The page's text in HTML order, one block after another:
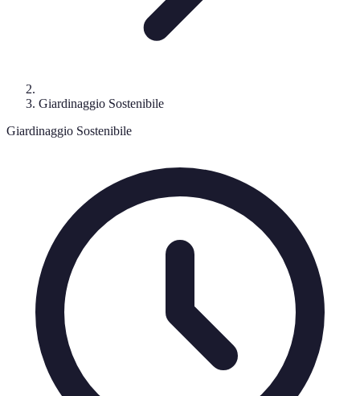
Giardinaggio Sostenibile
Giardinaggio Sostenibile